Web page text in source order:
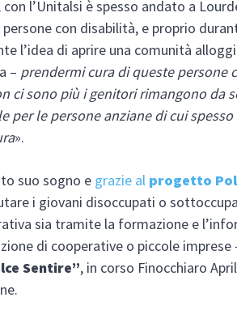
l’Unitalsi è spesso andato a
con disabilità, e proprio
l’idea di aprire una comunità
– prendermi cura di queste persone
ci sono più i genitori rimangono da
per le persone anziane di cui
».
suo sogno e grazie al progetto
i giovani disoccupati o
sia tramite la formazione e
di cooperative o piccole imprese
Sentire”, in corso Finocchiaro